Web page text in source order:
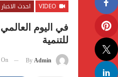
احدث الاخبار
في اليوم
للتنمية
By Admin
On